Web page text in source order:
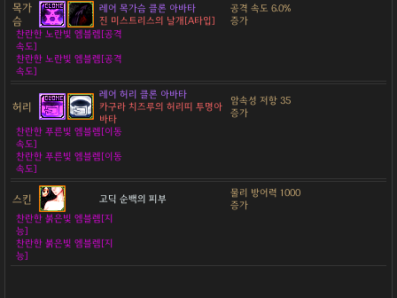
목가
슴
레어 목가슴 클론 아바타
진 미스트리스의 날개[A타입]
공격 속도 6.0%
증가
찬란한 노란빛 엠블렘[공격
속도]
찬란한 노란빛 엠블렘[공격
속도]
허리
레어 허리 클론 아바타
카구라 치즈루의 허리띠 투명아
바타
암속성 저항 35
증가
찬란한 푸른빛 엠블렘[이동
속도]
찬란한 푸른빛 엠블렘[이동
속도]
스킨 고딕 순백의 피부
물리 방어력 1000
증가
찬란한 붉은빛 엠블렘[지
능]
찬란한 붉은빛 엠블렘[지
능]